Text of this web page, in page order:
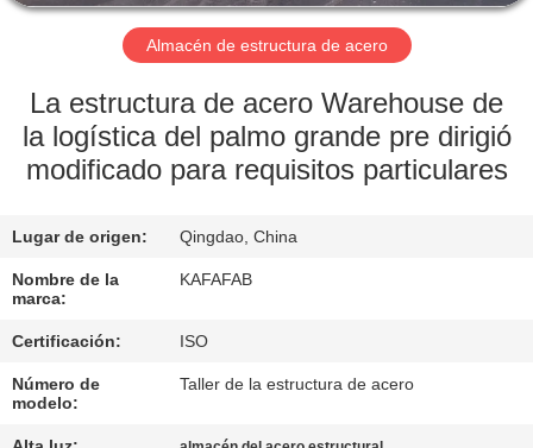
ESPECTÁCULO
RV
SOBRE
RECORRIDO
FÁBRICA
Almacén de estructura de acero
La estructura de acero Warehouse de
la logística del palmo grande pre dirigió
modificado para requisitos particulares
Lugar de origen: Qingdao, China
Nombre de la
marca:
KAFAFAB
Certificación: ISO
Número de
modelo:
Taller de la estructura de acero